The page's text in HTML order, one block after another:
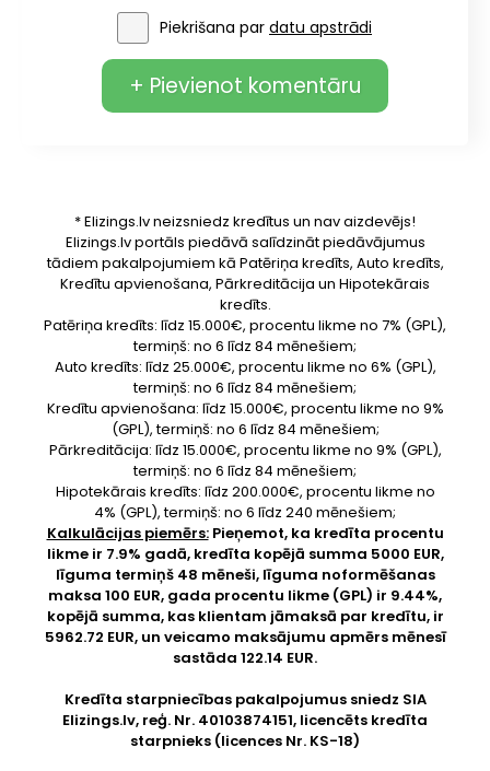
Piekrišana par datu apstrādi
+ Pievienot komentāru
* Elizings.lv neizsniedz kredītus un nav aizdevējs!
Elizings.lv portāls piedāvā salīdzināt piedāvājumus
tādiem pakalpojumiem kā Patēriņa kredīts, Auto kredīts,
Kredītu apvienošana, Pārkreditācija un Hipotekārais
kredīts.
Patēriņa kredīts: līdz 15.000€, procentu likme no 7% (GPL),
termiņš: no 6 līdz 84 mēnešiem;
Auto kredīts: līdz 25.000€, procentu likme no 6% (GPL),
termiņš: no 6 līdz 84 mēnešiem;
Kredītu apvienošana: līdz 15.000€, procentu likme no 9%
(GPL), termiņš: no 6 līdz 84 mēnešiem;
Pārkreditācija: līdz 15.000€, procentu likme no 9% (GPL),
termiņš: no 6 līdz 84 mēnešiem;
Hipotekārais kredīts: līdz 200.000€, procentu likme no
4% (GPL), termiņš: no 6 līdz 240 mēnešiem;
Kalkulācijas piemērs:Pieņemot, ka kredīta procentu
likme ir 7.9% gadā, kredīta kopējā summa 5000 EUR,
līguma termiņš 48 mēneši, līguma noformēšanas
maksa 100 EUR, gada procentu likme (GPL) ir 9.44%,
kopējā summa, kas klientam jāmaksā par kredītu, ir
5962.72 EUR, un veicamo maksājumu apmērs mēnesī
sastāda 122.14 EUR.
Kredīta starpniecības pakalpojumus sniedz SIA
Elizings.lv, reģ. Nr. 40103874151, licencēts kredīta
starpnieks (licences Nr. KS-18)